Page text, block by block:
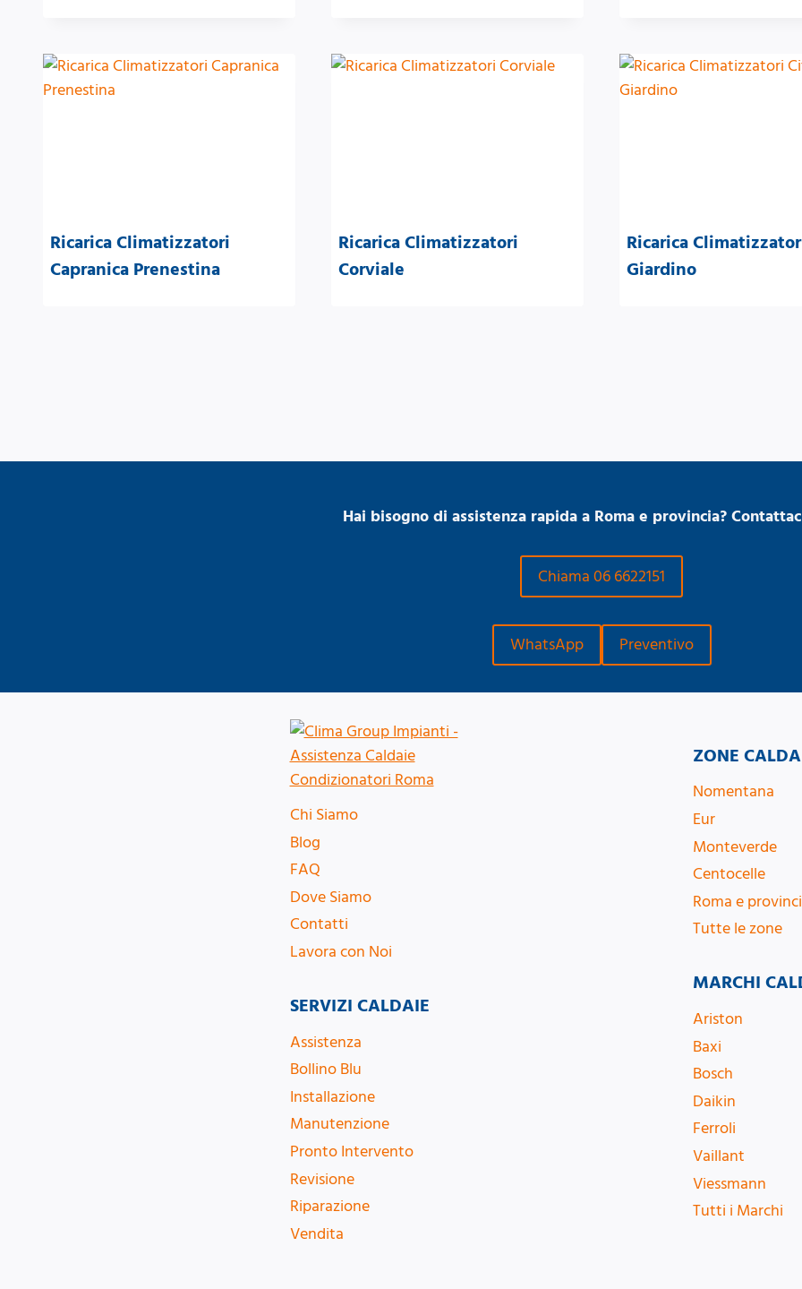
Ricarica Climatizzatori
Capranica Prenestina
Ricarica Climatizzatori
Corviale
Ricarica
Giardino
Hai bisogno di assistenza rapida a Roma e provincia?
Chiama 06 6622151
WhatsApp Preventivo
Chi Siamo
Blog
FAQ
Dove Siamo
Contatti
Lavora con Noi
SERVIZI CALDAIE
Assistenza
Bollino Blu
Installazione
Manutenzione
Pronto Intervento
Revisione
Riparazione
Vendita
ZONE
Nomentana
Eur
Monteverde
Centocelle
Roma e
Tutte le zone
MARCHI
Ariston
Baxi
Bosch
Daikin
Ferroli
Vaillant
Viessmann
Tutti i Marchi